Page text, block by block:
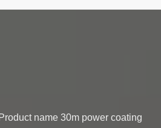
name 30m power coating